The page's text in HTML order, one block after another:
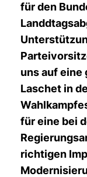
für den
uns auf eine
Laschet in
für eine bei
richtigen